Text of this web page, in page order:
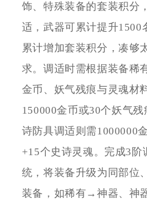
饰、特殊装备的套装积分
适，武器可累计提升1500
累计增加套装积分，凑够
求。调适时需根据装备稀
金币、妖气残痕与灵魂材
150000金币或30个妖气
诗防具调适则需1000000
+15个史诗灵魂。完成3
统，将装备升级为同部位
装备，如稀有→神器、神